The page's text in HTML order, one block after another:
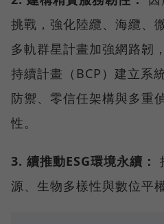
挑戰，強化陸纜、海纜、
多軌群星計畫加強網路韌
持續計畫（BCP）建立系
防禦、零信任架構與多重
性。
3. 續推動ESG環境永續：
源、生物多樣性與數位平權